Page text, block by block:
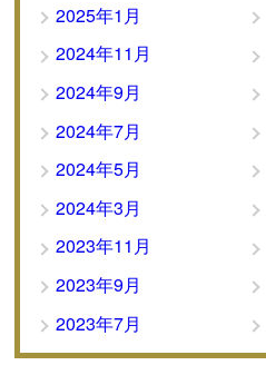
2025年1月
2024年11月
2024年9月
2024年7月
2024年5月
2024年3月
2023年11月
2023年9月
2023年7月